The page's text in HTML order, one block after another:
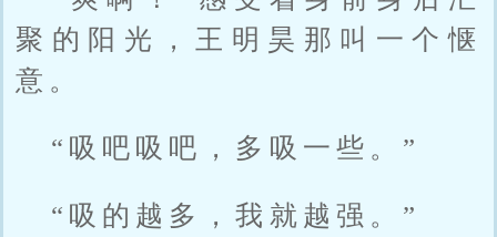
聚的阳光，王明昊那叫一个惬
意。
“吸吧吸吧，多吸一些。”
“吸的越多，我就越强。”